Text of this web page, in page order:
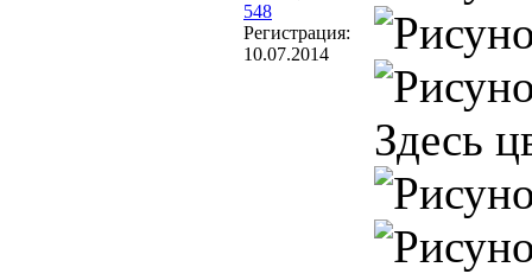
548
Регистрация:
10.07.2014
Здесь